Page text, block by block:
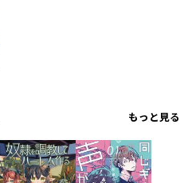
もっと見る